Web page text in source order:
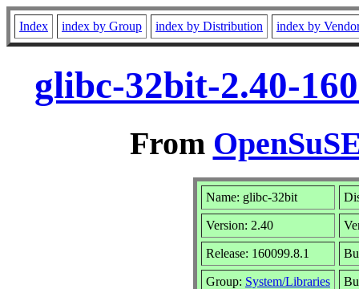
Index index by Group index by Distribution index by
glibc-32bit-2.40-
From
Name: glibc-32bit
Version: 2.40
Release: 160099.8.1
Group: System/Libraries